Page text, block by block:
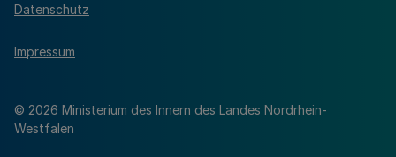
© 2026 Ministerium des Innern des Landes Nordrhein-
Westfalen
Datenschutz
Impressum